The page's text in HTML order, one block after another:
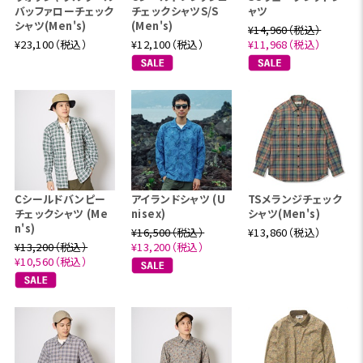
バッファローチェック
シャツ(Men's)
¥23,100（税込）
チェックシャツS/S
(Men's)
¥12,100（税込）
ャツ
¥14,960（税込）
¥11,968（税込）
Cシールドバンピー
チェックシャツ (Me
n's)
¥13,200（税込）
¥10,560（税込）
アイランドシャツ (U
nisex)
¥16,500（税込）
¥13,200（税込）
TSメランジチェック
シャツ(Men's)
¥13,860（税込）